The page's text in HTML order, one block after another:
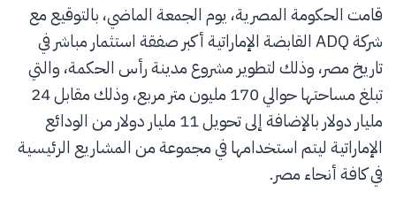
قامت الحكومة المصرية، يوم الجمعة الماضي، بالتوقيع مع
شركة ADQ القابضة الإماراتية أكبر صفقة استثمار مباشر في
تاريخ مصر، وذلك لتطوير مشروع مدينة رأس الحكمة، والتي
تبلغ مساحتها حوالي 170 مليون متر مربع، وذلك مقابل 24
مليار دولار بالإضافة إلى تحويل 11 مليار دولار من الودائع
الإماراتية ليتم استخدامها في مجموعة من المشاريع الرئيسية
في كافة أنحاء مصر.